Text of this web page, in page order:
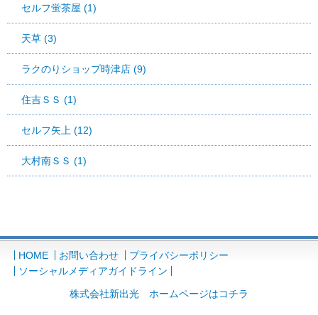
セルフ蛍茶屋 (1)
天草 (3)
ラクのりショップ時津店 (9)
住吉ＳＳ (1)
セルフ矢上 (12)
大村南ＳＳ (1)
HOME お問い合わせ
プライバシーポリシー
ソーシャルメディアガイドライン
株式会社新出光 ホームページはコチラ